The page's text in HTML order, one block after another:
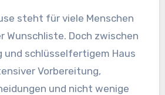
steht für viele Menschen
Wunschliste. Doch zwischen
und schlüsselfertigem Haus
Vorbereitung,
und nicht wenige